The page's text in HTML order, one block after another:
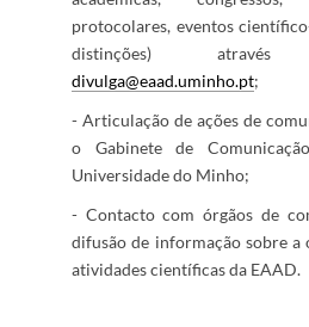
protocolares, eventos
distinções)
divulga@eaad.uminho.pt;
- Articulação de ações de
o Gabinete de
Universidade do Minho;
- Contacto com órgãos de
difusão de informação sobre a
atividades científicas da EAAD.